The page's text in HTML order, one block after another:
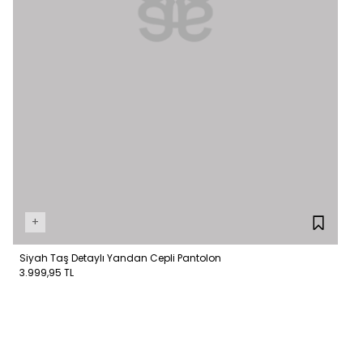
+
Siyah Taş Detaylı Yandan Cepli Pantolon
3.999,95 TL